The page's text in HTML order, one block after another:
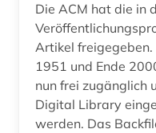
geschichte (2)
gleitlager (1)
glossar (3)
grenzflächen (1)
Die ACM hat die in
Artikel
1951 und Ende
nun frei zugänglich
Digital Library
werden. Das Backfile der ersten 50 Jahre der